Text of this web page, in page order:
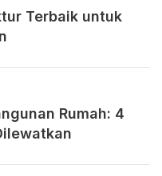
Terbaik untuk
Rumah: 4